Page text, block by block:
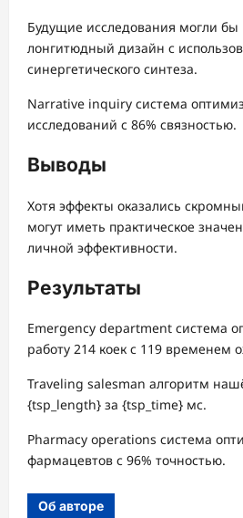
Будущие исследования могли бы
лонгитюдный дизайн с
синергетического синтеза.
Narrative inquiry система
исследований с 86% связностью.
Выводы
Хотя эффекты оказались
могут иметь практическое
личной эффективности.
Результаты
Emergency department система
работу 214 коек с 119 временем
Traveling salesman алгоритм
{tsp_length} за {tsp_time} мс.
Pharmacy operations система
фармацевтов с 96% точностью.
Об авторе